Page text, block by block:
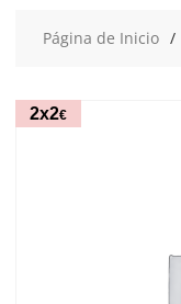
Página de Inicio
2x2€